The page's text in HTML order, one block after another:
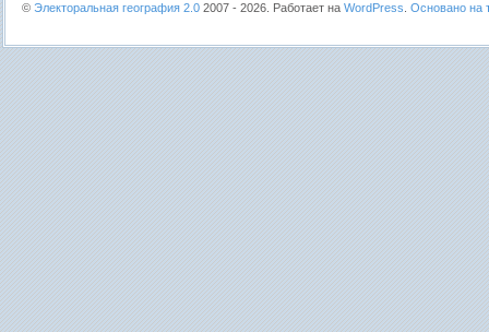
© Электоральная география 2.0 2007 - 2026. Работает на WordPress Основано на